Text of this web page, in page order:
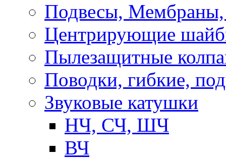
Подвесы,
Центрирующие
Пылезащитные
Поводки, гибкие,
Звуковые катушки
НЧ, СЧ, ШЧ
ВЧ